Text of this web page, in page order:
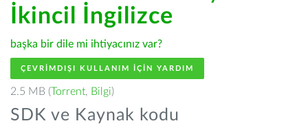
İkincil İngilizce
başka bir dile mi ihtiyacınız var?
ÇEVRIMDIŞI KULLANIM IÇIN YARDIM
2.5 MB (Torrent, Bilgi)
SDK ve Kaynak kodu